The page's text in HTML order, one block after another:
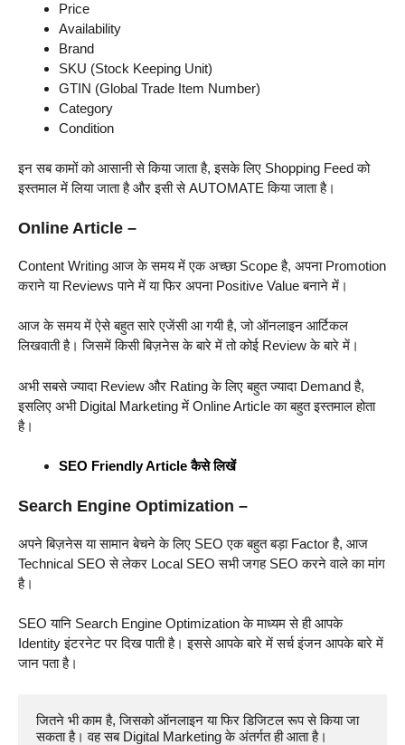
Price
Availability
Brand
SKU (Stock Keeping Unit)
GTIN (Global Trade Item Number)
Category
Condition
इन सब कामों को आसानी से किया जाता है, इसके लिए Shopping Feed को
इस्तमाल में लिया जाता है और इसी से AUTOMATE किया जाता है।
Online Article –
Content Writing आज के समय में एक अच्छा Scope है, अपना Promotion
कराने या Reviews पाने में या फिर अपना Positive Value बनाने में।
आज के समय में ऐसे बहुत सारे एजेंसी आ गयी है, जो ऑनलाइन आर्टिकल
लिखवाती है। जिसमें किसी बिज़नेस के बारे में तो कोई Review के बारे में।
अभी सबसे ज्यादा Review और Rating के लिए बहुत ज्यादा Demand है,
इसलिए अभी Digital Marketing में Online Article का बहुत इस्तमाल होता
है।
SEO Friendly Article कैसे लिखें
Search Engine Optimization –
अपने बिज़नेस या सामान बेचने के लिए SEO एक बहुत बड़ा Factor है, आज
Technical SEO से लेकर Local SEO सभी जगह SEO करने वाले का मांग
है।
SEO यानि Search Engine Optimization के माध्यम से ही आपके
Identity इंटरनेट पर दिख पाती है। इससे आपके बारे में सर्च इंजन आपके बारे में
जान पता है।
जितने भी काम है, जिसको ऑनलाइन या फिर डिजिटल रूप से किया जा
सकता है। वह सब Digital Marketing के अंतर्गत ही आता है।